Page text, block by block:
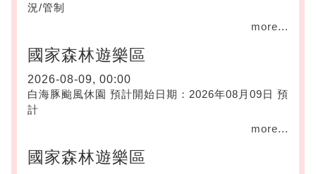
況/管制
more...
國家森林遊樂區
2026-08-09, 00:00
白海豚颱風休園 預計開始日期：2026年08月09日 預
計
more...
國家森林遊樂區